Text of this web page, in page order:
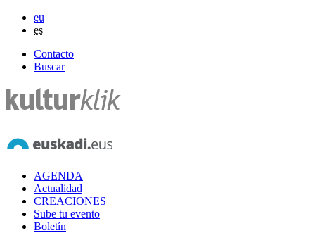
eu
es
Contacto
Buscar
AGENDA
Actualidad
CREACIONES
Sube tu evento
Boletín